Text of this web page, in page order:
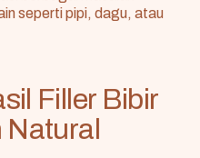
seperti pipi, dagu, atau
Filler Bibir